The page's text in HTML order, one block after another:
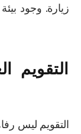
زيارة. وجود
التقويم
التقويم ليس